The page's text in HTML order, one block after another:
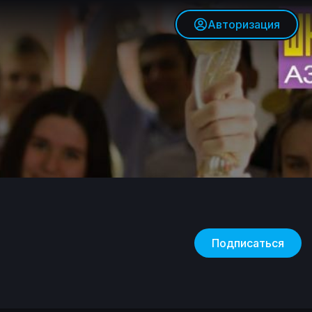
Авторизация
Подписаться